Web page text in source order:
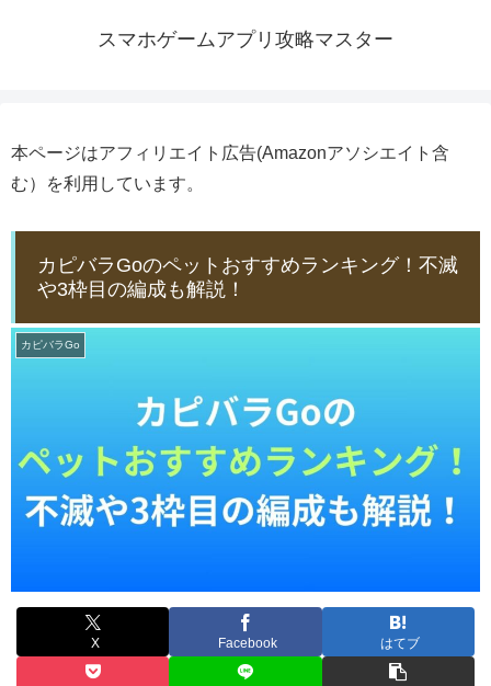
スマホゲームアプリ攻略マスター
本ページはアフィリエイト広告(Amazonアソシエイト含
む）を利用しています。
カピバラGoのペットおすすめランキング！不滅
や3枠目の編成も解説！
カピバラGo
X Facebook はてブ